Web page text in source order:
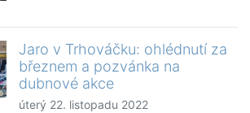
Jaro v Trhováčku: ohlédnutí za
březnem a pozvánka na
dubnové akce
úterý 22. listopadu 2022